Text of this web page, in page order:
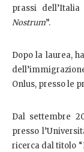
prassi
Nostrum”.
Dopo la laurea,
Onlus, presso le
Dal settembre
presso
ricerca dal titolo